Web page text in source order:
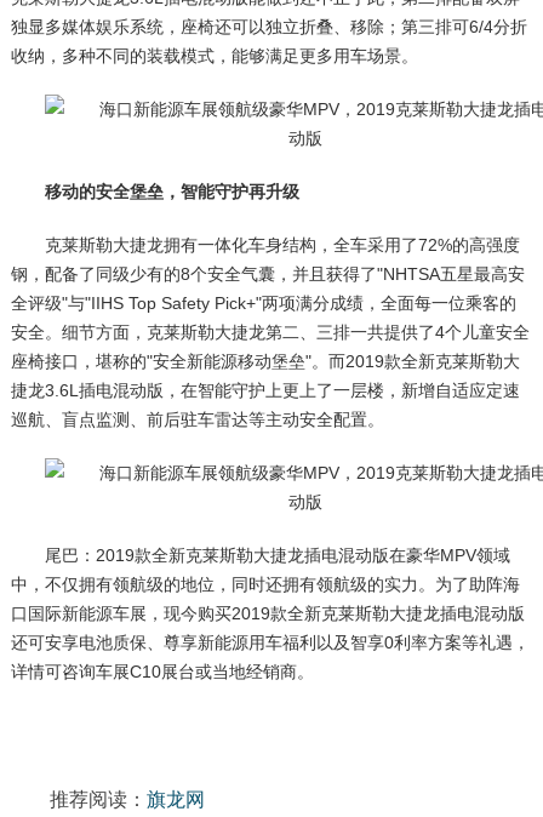
独显多媒体娱乐系统，座椅还可以独立折叠、移除；第三排可6/4分折
收纳，多种不同的装载模式，能够满足更多用车场景。
移动的安全堡垒，智能守护再升级
克莱斯勒大捷龙拥有一体化车身结构，全车采用了72%的高强度
钢，配备了同级少有的8个安全气囊，并且获得了"NHTSA五星最高安
全评级"与"IIHS Top Safety Pick+"两项满分成绩，全面每一位乘客的
安全。细节方面，克莱斯勒大捷龙第二、三排一共提供了4个儿童安全
座椅接口，堪称的"安全新能源移动堡垒"。而2019款全新克莱斯勒大
捷龙3.6L插电混动版，在智能守护上更上了一层楼，新增自适应定速
巡航、盲点监测、前后驻车雷达等主动安全配置。
尾巴：2019款全新克莱斯勒大捷龙插电混动版在豪华MPV领域
中，不仅拥有领航级的地位，同时还拥有领航级的实力。为了助阵海
口国际新能源车展，现今购买2019款全新克莱斯勒大捷龙插电混动版
还可安享电池质保、尊享新能源用车福利以及智享0利率方案等礼遇，
详情可咨询车展C10展台或当地经销商。
推荐阅读： 旗龙网